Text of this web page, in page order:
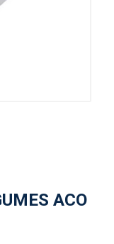
ACO